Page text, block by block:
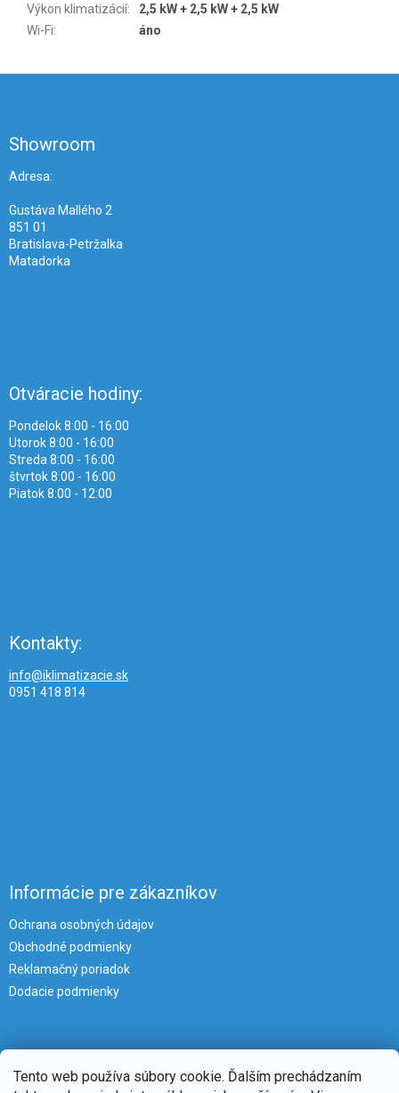
Tento web používa súbory cookie. Ďalším prechádzaním
Výkon klimatizácií:
2,5 kW + 2,5 kW + 2,5 kW
Wi-Fi: áno
Showroom
Adresa:
Gustáva Mallého 2
851 01
Bratislava-Petržalka
Matadorka
Otváracie hodiny:
Pondelok 8:00 - 16:00
Utorok 8:00 - 16:00
Streda 8:00 - 16:00
štvrtok 8:00 - 16:00
Piatok 8:00 - 12:00
Kontakty:
info@iklimatizacie.sk
0951 418 814
Informácie pre zákazníkov
Ochrana osobných údajov
Obchodné podmienky
Reklamačný poriadok
Dodacie podmienky